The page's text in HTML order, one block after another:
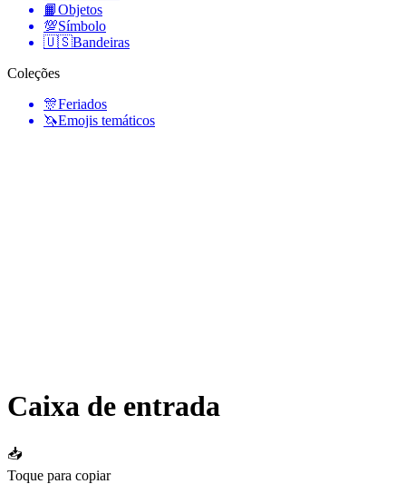
📙Objetos
💯Símbolo
🇺🇸Bandeiras
Coleções
🎊Feriados
🦄Emojis temáticos
Caixa de entrada
📥
Toque para copiar